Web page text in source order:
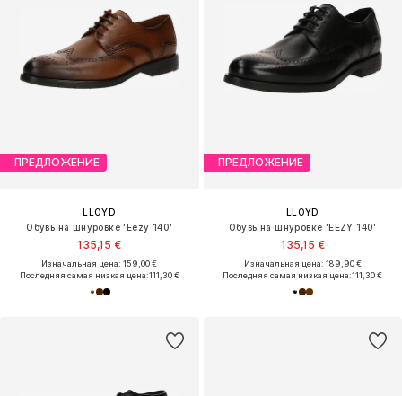
ПРЕДЛОЖЕНИЕ
LLOYD
Обувь на шнуровке 'Eezy 140'
135,15 €
Изначальная цена: 159,00 €
Последняя самая низкая цена:111,30 €
ПРЕДЛОЖЕНИЕ
LLOYD
Обувь на шнуровке 'EEZY 140'
135,15 €
Изначальная цена: 189,90 €
Последняя самая низкая цена:111,30 €